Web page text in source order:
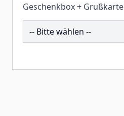
Geschenkbox + Grußkarte
259400